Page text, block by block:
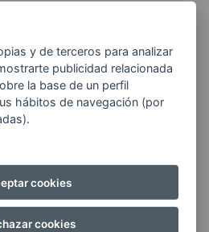
medio, incluido
información
y de terceros para analizar
publicidad relacionada
la base de un perfil
hábitos de navegación (por
cookies
cookies